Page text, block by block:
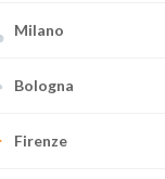
Milano
Bologna
Firenze